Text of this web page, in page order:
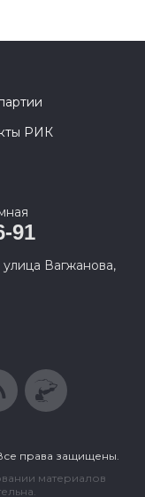
РИК
91
улица Вагжанова,
права защищены.
материалов